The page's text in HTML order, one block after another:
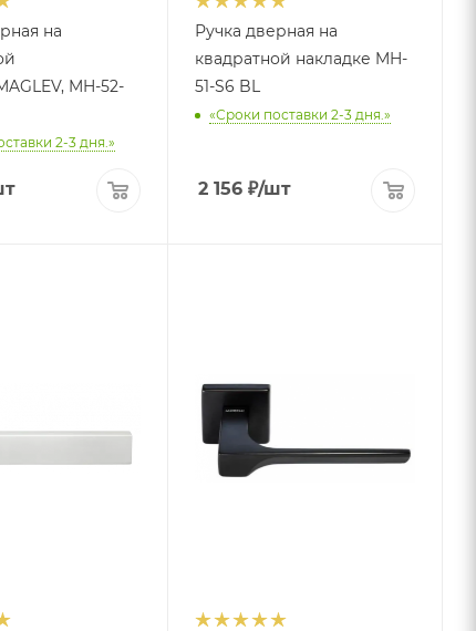
на
MH-52-
2-3 дня.»
Ручка дверная на
квадратной накладке MH-
51-S6 BL
«Сроки поставки 2-3 дня.»
2 156₽/шт